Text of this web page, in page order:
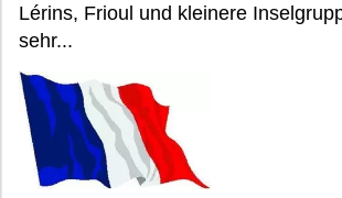
Lérins, Frioul und kleinere
sehr...